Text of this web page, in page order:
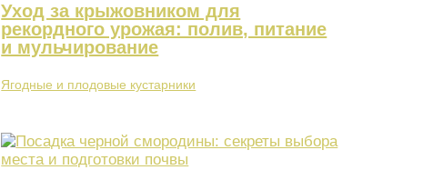
Уход за крыжовником для
рекордного урожая: полив, питание
и мульчирование
Ягодные и плодовые кустарники